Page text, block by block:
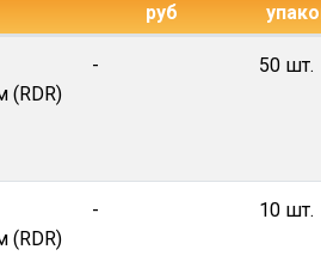
руб
(RDR)
- 50 шт.
(RDR)
- 10 шт.